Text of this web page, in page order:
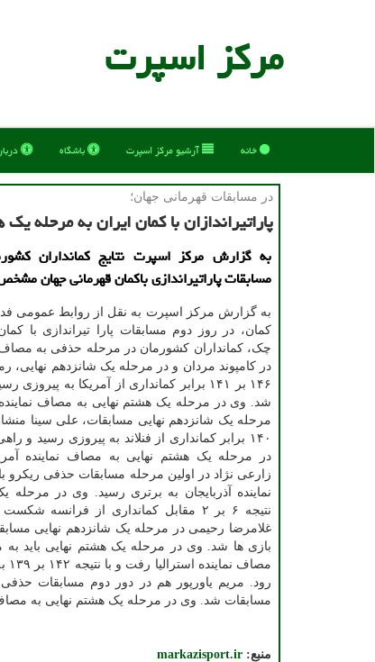
مركز اسپرت
خانه آرشیو مركز اسپرت باشگاه
در مسابقات قهرمانی جهان؛
پاراتیراندازان با كمان ایران به مرحله
به گزارش مرکز اسپرت نتایج کمانداران
مسابقات پاراتیراندازی باکمان قهرمانی جهان
به گزارش مرکز اسپرت به نقل از روابط عمومی
کمان، در روز دوم مسابقات پارا تیراندازی با
چک، کمانداران کشورمان در مرحله حذفی به مصاف
در کامپوند مردان و در مرحله یک شانزدهم نهایی،
۱۴۶ بر ۱۴۱ برابر کمانداری از آمریکا به
شد. وی در مرحله یک هشتم نهایی به مصاف نماینده
۱۴۰ برابر کمانداری از فنلاند به پیروزی رسید
در مرحله یک هشتم نهایی به مصاف نماینده
نماینده آذربایجان به برتری رسید. وی در مرحله
نتیجه ۶ بر ۲ مقابل کمانداری از
بازی ها شد. وی در مرحله یک هشتم نهایی باید
مسابقات شد. وی در مرحله یک هشتم نهایی به
منبع: markazisport.ir